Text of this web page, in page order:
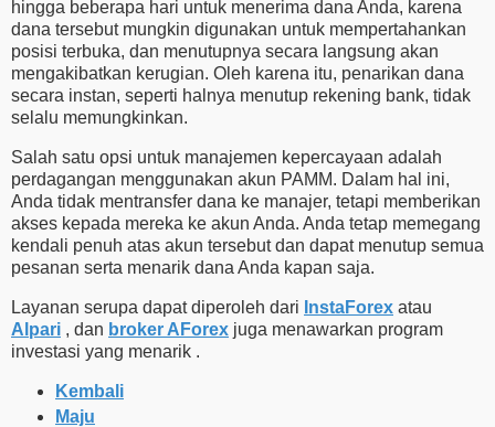
hingga beberapa hari untuk menerima dana Anda, karena
dana tersebut mungkin digunakan untuk mempertahankan
posisi terbuka, dan menutupnya secara langsung akan
mengakibatkan kerugian. Oleh karena itu, penarikan dana
secara instan, seperti halnya menutup rekening bank, tidak
selalu memungkinkan.
Salah satu opsi untuk manajemen kepercayaan adalah
perdagangan menggunakan akun PAMM. Dalam hal ini,
Anda tidak mentransfer dana ke manajer, tetapi memberikan
akses kepada mereka ke akun Anda. Anda tetap memegang
kendali penuh atas akun tersebut dan dapat menutup semua
pesanan serta menarik dana Anda kapan saja.
Layanan serupa dapat diperoleh dari InstaForex atau
Alpari , dan broker AForex juga menawarkan program
investasi yang menarik .
Kembali
Maju